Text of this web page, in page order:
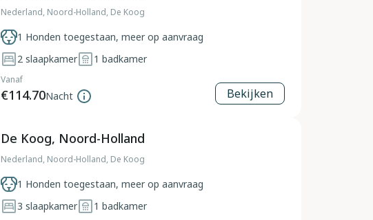
Nederland, Noord-Holland, De Koog
1 Honden toegestaan, meer op aanvraag
2 slaapkamer 1 badkamer
Vanaf
€114.70Nacht Bekijken
De Koog, Noord-Holland
Nederland, Noord-Holland, De Koog
1 Honden toegestaan, meer op aanvraag
3 slaapkamer 1 badkamer